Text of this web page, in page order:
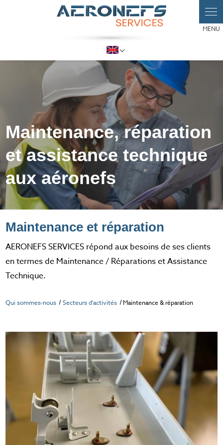
Select Language
Maintenance, réparation
et assistance technique
aux aéronefs
Maintenance et réparation
AERONEFS SERVICES répond aux besoins de ses clients
en termes de Maintenance / Réparations et Assistance
Technique.
Qui sommes-nous Secteurs d'activités Maintenance & réparation
Panneau de gestion des cookies